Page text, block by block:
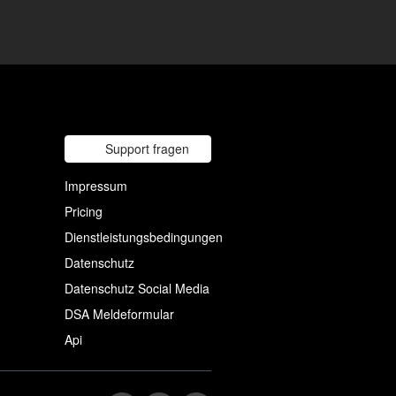
Support fragen
Impressum
Pricing
Dienstleistungsbedingungen
Datenschutz
Datenschutz Social Media
DSA Meldeformular
Api